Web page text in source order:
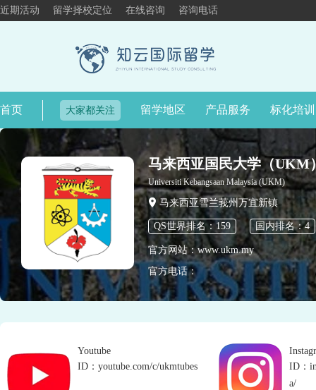
近期活动 留学择校定位 在线咨询 咨询电话
首页 大家都关注 留学地区 产品服务 标化培训
马来西亚国民大学（UKM
Universiti Kebangsaan Malaysia (UKM)
马来西亚雪兰莪州万宜新镇
QS世界排名：159 国内排名：4
官方网站：www.ukm.my
官方电话：
Youtube
ID：youtube.com/c/ukmtubes
ID：
a/